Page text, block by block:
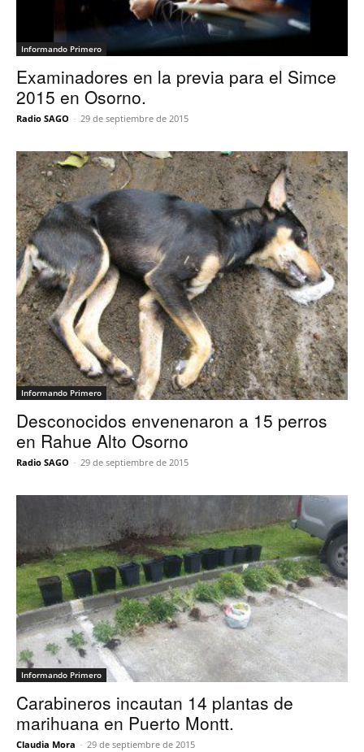
Informando Primero
Examinadores en la previa para el Simce
2015 en Osorno.
Radio SAGO - 29 de septiembre de 2015
Informando Primero
Desconocidos envenenaron a 15 perros
en Rahue Alto Osorno
Radio SAGO - 29 de septiembre de 2015
Informando Primero
Carabineros incautan 14 plantas de
marihuana en Puerto Montt.
Claudia Mora - 29 de septiembre de 2015